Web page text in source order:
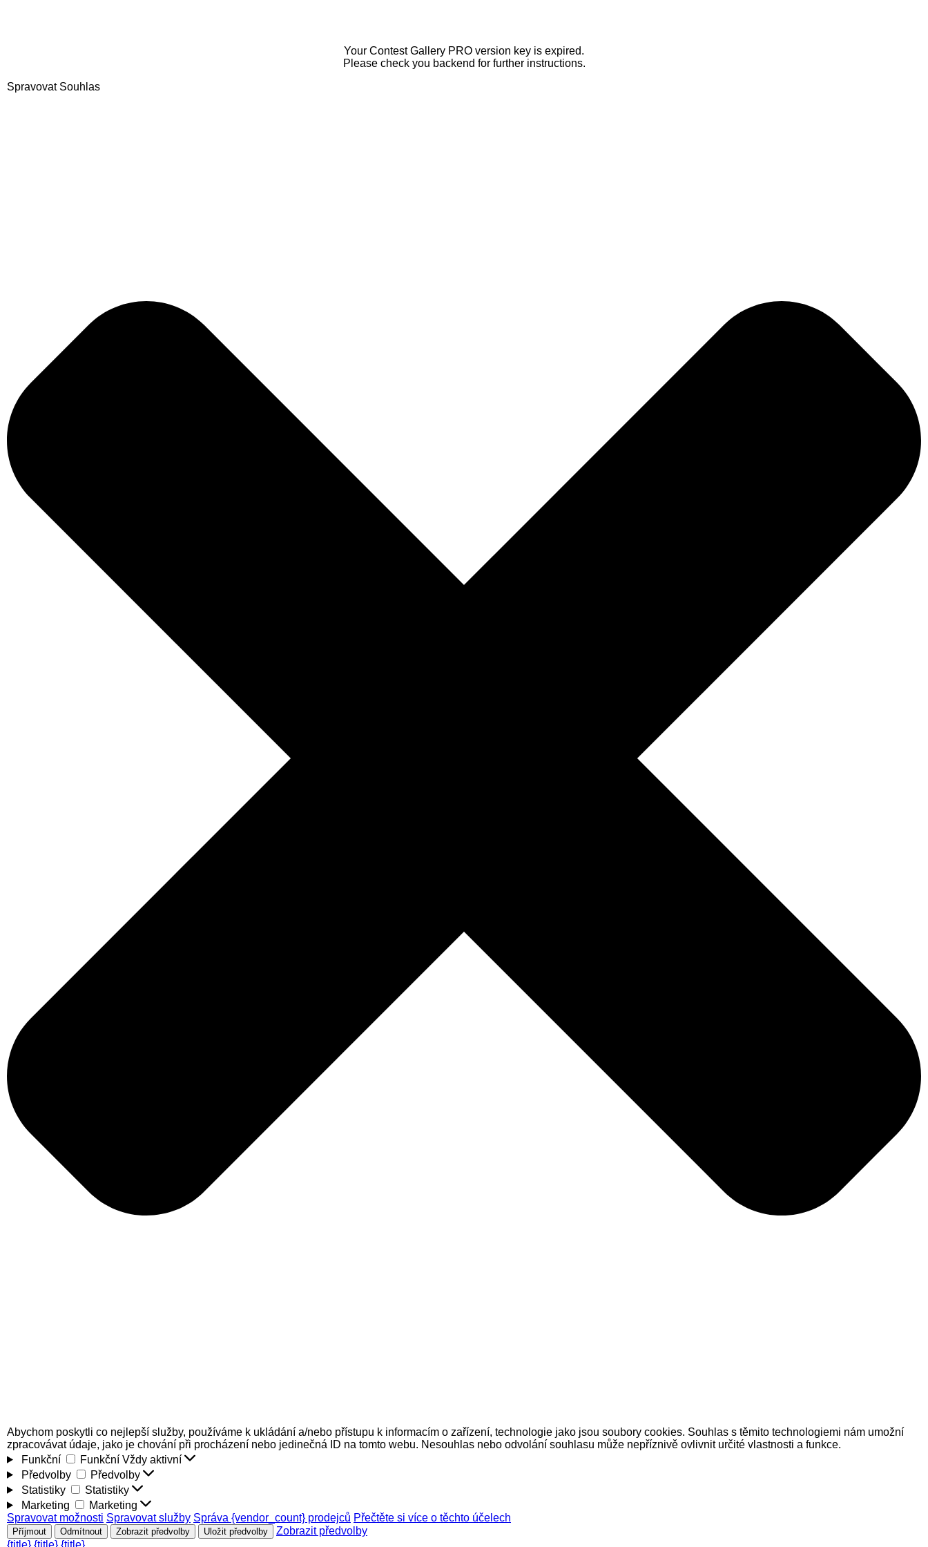
Your Contest Gallery PRO version key is expired.
Please check you backend for further instructions.
Spravovat Souhlas
Abychom poskytli co nejlepší služby, používáme k ukládání a/nebo přístupu k informacím o zařízení, technologie jako jsou soubory cookies. Souhlas s těmito technologiemi nám umožní
zpracovávat údaje, jako je chování při procházení nebo jedinečná ID na tomto webu. Nesouhlas nebo odvolání souhlasu může nepříznivě ovlivnit určité vlastnosti a funkce.
Funkční
Funkční Vždy aktivní
Předvolby
Předvolby
Statistiky
Statistiky
Marketing
Marketing
Spravovat možnosti Spravovat služby Správa {vendor_count} prodejců Přečtěte si více o těchto účelech
Příjmout Odmítnout Zobrazit předvolby Uložit předvolby
Zobrazit předvolby
{title} {title} {title}